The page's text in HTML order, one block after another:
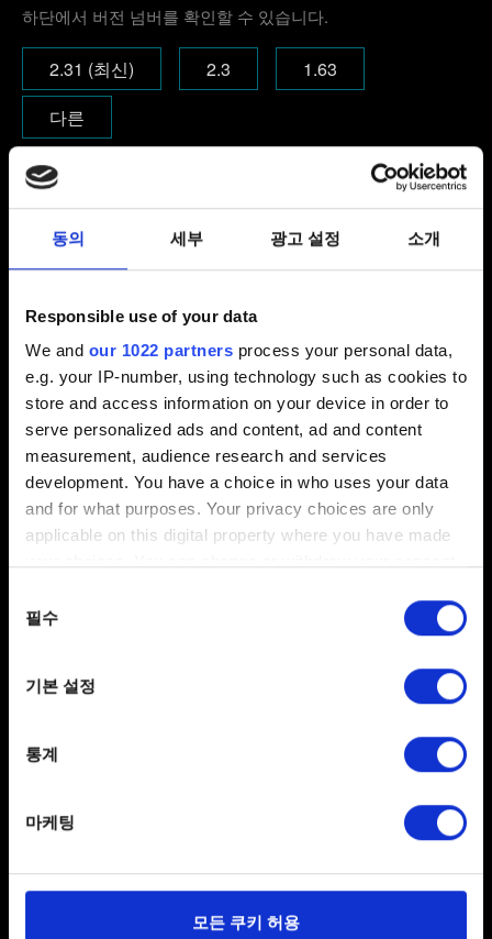
동의 세부 광고 설정 소개
Responsible use of your data
We and our 1022 partners process your personal data,
e.g. your IP-number, using technology such as cookies to
store and access information on your device in order to
serve personalized ads and content, ad and content
measurement, audience research and services
development. You have a choice in who uses your data
and for what purposes. Your privacy choices are only
applicable on this digital property where you have made
the Privacy trigger icon.
Collect information about your geographical
Identify your device by actively scanning it for
Find out more about how your personal data is processed
일부 쿠키는 웹 사이트를 정상적으로 이용하기 위해
선택
필수
기본 설정
통계
마케팅
모든 쿠키 허용
하단에서 버전 넘버를 확인할 수 있습니다.
2.31 (최신) 2.3
1.63
다른
이메일(오타에 주의하세요!)
0/20
파일 추가
보고서에 파일을 첨부할 수 있습니다. 예를 들어 그래픽
문제인 경우, 스크린샷을 첨부할 수 있습니다.
첨부 파일의 크기는 최대 12MB입니다.
찾아보기
DXDiag 보고서 업로드
보고서를 생성하려면 Windows 키와 R 키를 동시에 눌러 열린
창에 dxdiag를 입력한 다음, '확인'을 클릭합니다. 이어 표시된
창에서 "모든 정보 저장..."을 클릭하세요.
찾아보기